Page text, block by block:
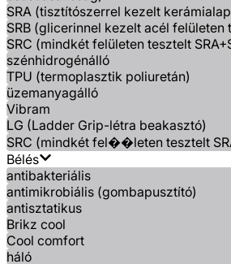
SRA (tisztítószerrel kezelt
SRB (glicerinnel kezelt acél felületen
SRC (mindkét felületen tesztelt
szénhidrogénálló
TPU (termoplasztik poliuretán)
üzemanyagálló
Vibram
LG (Ladder Grip-létra beakasztó)
SRC (mindkét fel��leten tesztelt
Bélés
antibakteriális
antimikrobiális (gombapusztító)
antisztatikus
Brikz cool
Cool comfort
háló